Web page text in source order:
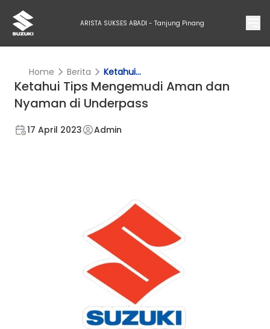
ARISTA SUKSES ABADI - Tanjung Pinang
Home Berita Ketahui...
Ketahui Tips Mengemudi Aman dan
Nyaman di Underpass
17 April 2023 Admin